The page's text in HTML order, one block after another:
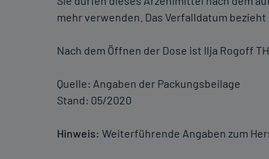
mehr verwenden. Das Verfalldatum
Nach dem Öffnen der Dose ist Ilja Rogoff
Quelle: Angaben der Packungsbeilage
Stand: 05/2020
Hinweis: Weiterführende Angaben zum